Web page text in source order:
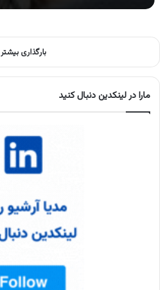
بارگذاری بیشتر
مارا در لینکدین دنبال کنید